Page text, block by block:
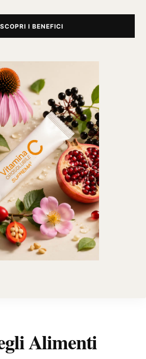
SCOPRI I BENEFICI
Alimenti